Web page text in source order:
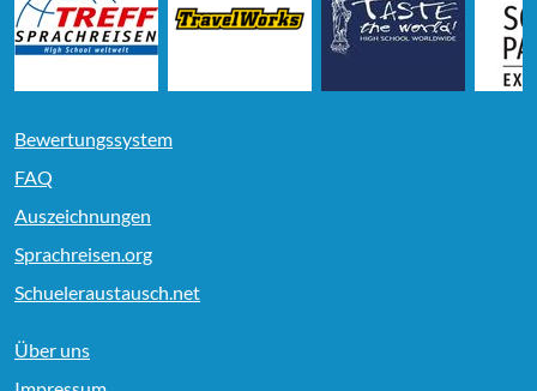
Bewertungssystem
FAQ
Auszeichnungen
Sprachreisen.org
Schueleraustausch.net
Über uns